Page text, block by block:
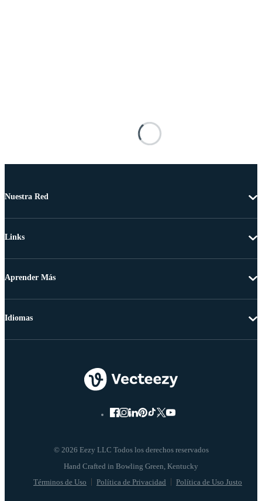
Nuestra Red
Links
Aprender Más
© 2026 Eezy LLC Todos los derechos reservados
Términos de Uso Política de Privacidad Política de Uso Justo
Idiomas